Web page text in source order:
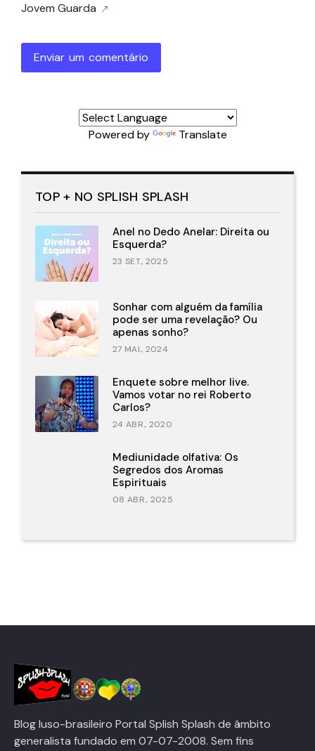
Jovem Guarda
Enviar um comentário
Powered by Translate
TOP + NO SPLISH SPLASH
Anel no Dedo Anelar: Direita ou
Esquerda?
23 SET., 2025
Sonhar com alguém da família
pode ser uma revelação? Ou
apenas sonho?
27 MAI., 2024
Enquete sobre melhor live.
Vamos votar no rei Roberto
Carlos?
24 ABR., 2020
Mediunidade olfativa: Os
Segredos dos Aromas
Espirituais
08 ABR., 2025
Blog luso-brasileiro Portal Splish Splash de âmbito
generalista fundado em 07-07-2008. Sem fins